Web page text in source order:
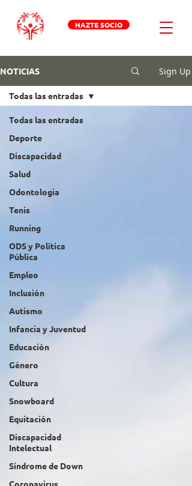
HAZTE SOCIO
NOTICIAS Sign Up
Todas las entradas
Deporte
Discapacidad
Salud
Odontologia
Tenis
Running
ODS y Política
Pública
Empleo
Inclusión
Autismo
Infancia y Juventud
Educación
Género
Cultura
Snowboard
Equitación
Discapacidad
Intelectual
Síndrome de Down
Coronavirus
Todas las entradas